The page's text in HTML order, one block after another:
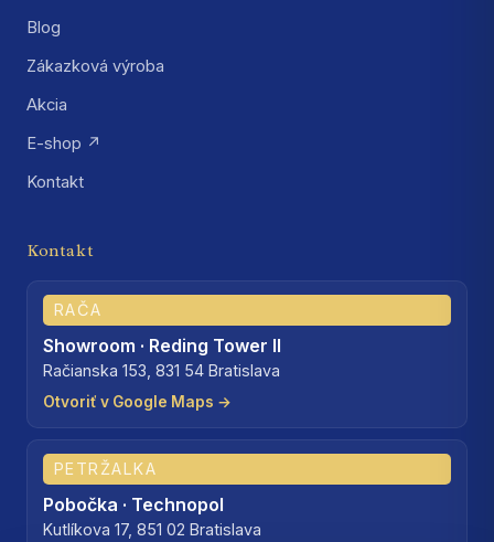
Blog
Zákazková výroba
Akcia
E-shop ↗
Kontakt
Kontakt
RAČA
Showroom · Reding Tower II
Račianska 153, 831 54 Bratislava
Otvoriť v Google Maps →
PETRŽALKA
Pobočka · Technopol
Kutlíkova 17, 851 02 Bratislava